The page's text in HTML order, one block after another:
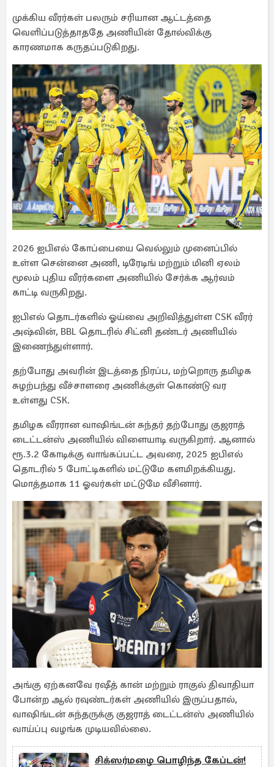
முக்கிய வீரர்கள் பலரும் சரியான ஆட்டத்தை
வெளிப்படுத்தாததே அணியின் தோல்விக்கு
காரணமாக கருதப்படுகிறது.
2026 ஐபிஎல் கோப்பையை வெல்லும் முனைப்பில்
உள்ள சென்னை அணி, டிரேடிங் மற்றும் மினி ஏலம்
மூலம் புதிய வீரர்களை அணியில் சேர்க்க ஆர்வம்
காட்டி வருகிறது.
ஐபிஎல் தொடர்களில் ஓய்வை அறிவித்துள்ள CSK வீரர்
அஷ்வின், BBL தொடரில் சிட்னி தண்டர் அணியில்
இணைந்துள்ளார்.
தற்போது அவரின் இடத்தை நிரப்ப, மற்றொரு தமிழக
சுழற்பந்து வீச்சாளரை அணிக்குள் கொண்டு வர
உள்ளது CSK.
தமிழக வீரரான வாஷிங்டன் சுந்தர் தற்போது குஜராத்
டைட்டன்ஸ் அணியில் விளையாடி வருகிறார். ஆனால்
ரூ.3.2 கோடிக்கு வாங்கப்பட்ட அவரை, 2025 ஐபிஎல்
தொடரில் 5 போட்டிகளில் மட்டுமே களமிறக்கியது.
மொத்தமாக 11 ஓவர்கள் மட்டுமே வீசினார்.
அங்கு ஏற்கனவே ரஷீத் கான் மற்றும் ராகுல் திவாதியா
போன்ற ஆல் ரவுண்டர்கள் அணியில் இருப்பதால்,
வாஷிங்டன் சுந்தருக்கு குஜராத் டைட்டன்ஸ் அணியில்
வாய்ப்பு வழங்க முடியவில்லை.
சிக்ஸர்மழை பொழிந்த கேப்டன்!